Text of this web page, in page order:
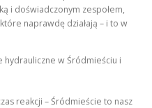
i doświadczonym zespołem,
naprawdę działają – i to w
w Śródmieściu i
reakcji – Śródmieście to nasz